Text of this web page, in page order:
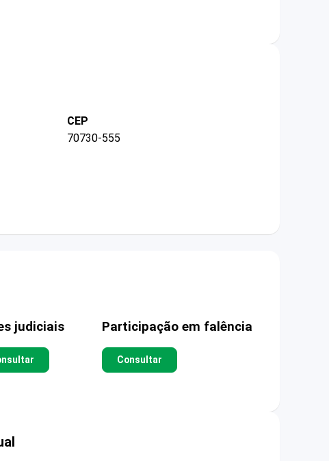
CEP
70730-555
judiciais Participação em falência
Consultar